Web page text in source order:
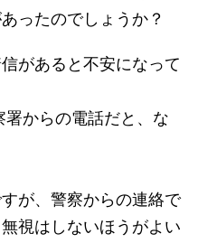
ったのでしょうか？
があると不安になって
からの電話だと、な
が、警察からの連絡で
視はしないほうがよい